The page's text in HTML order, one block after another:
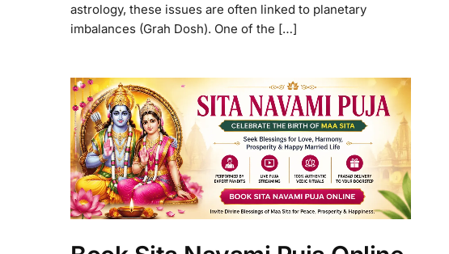
astrology, these issues are often linked to planetary
imbalances (Grah Dosh). One of the […]